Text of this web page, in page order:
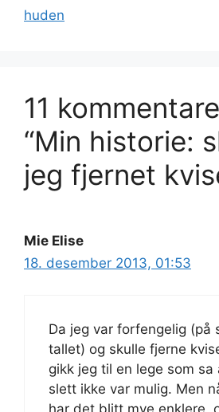
huden
11
“Min historie:
jeg fjernet
Mie Elise
18. desember 2013, 01:53
Da jeg var forfengelig (på
tallet) og skulle fjerne
gikk jeg til en lege som
slett ikke var mulig. Men